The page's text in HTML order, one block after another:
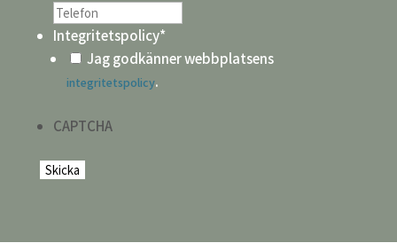
Integritetspolicy*
Jag godkänner webbplatsens
integritetspolicy.
CAPTCHA